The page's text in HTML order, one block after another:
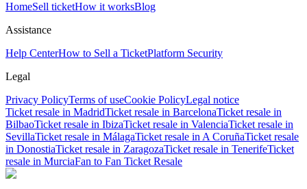
HomeSell ticketHow it worksBlog
Assistance
Help CenterHow to Sell a TicketPlatform Security
Legal
Privacy PolicyTerms of useCookie PolicyLegal notice
Ticket resale in MadridTicket resale in BarcelonaTicket resale in
BilbaoTicket resale in IbizaTicket resale in ValenciaTicket resale in
SevillaTicket resale in MálagaTicket resale in A CoruñaTicket resale
in DonostiaTicket resale in ZaragozaTicket resale in TenerifeTicket
resale in MurciaFan to Fan Ticket Resale